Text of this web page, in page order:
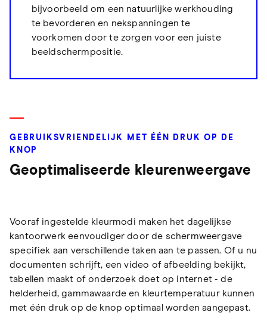
bijvoorbeeld om een natuurlijke werkhouding
te bevorderen en nekspanningen te
voorkomen door te zorgen voor een juiste
beeldschermpositie.
GEBRUIKSVRIENDELIJK MET ÉÉN DRUK OP DE
KNOP
Geoptimaliseerde kleurenweergave
Vooraf ingestelde kleurmodi maken het dagelijkse
kantoorwerk eenvoudiger door de schermweergave
specifiek aan verschillende taken aan te passen. Of u nu
documenten schrijft, een video of afbeelding bekijkt,
tabellen maakt of onderzoek doet op internet - de
helderheid, gammawaarde en kleurtemperatuur kunnen
met één druk op de knop optimaal worden aangepast.